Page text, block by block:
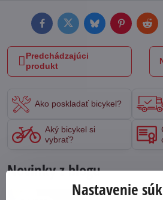
Novinky z blogu
FacebookTwitterBlueskyPinterest
Predchádzajúci
produkt
Ako poskladať bicykel?
Aký bicykel si
vybrať?
Nastavenie